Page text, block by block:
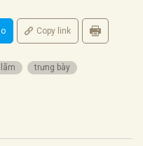
Copy link
trưng bày